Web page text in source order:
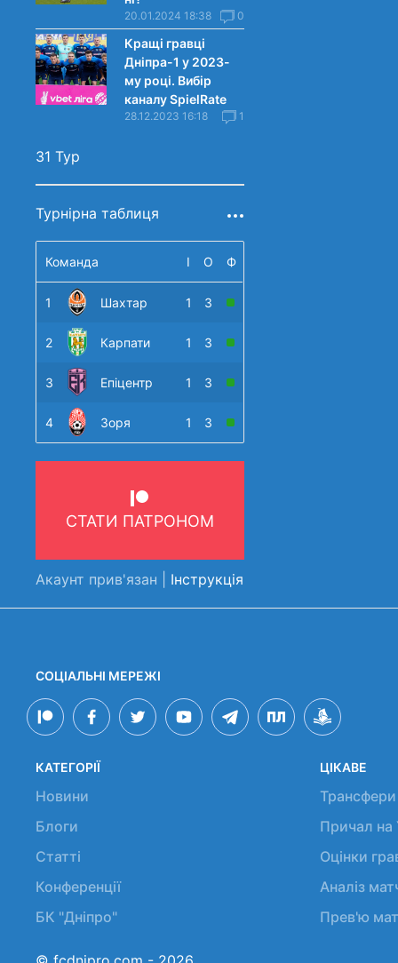
20.01.2024 18:38 0
Кращі гравці
Дніпра-1 у 2023-
му році. Вибiр
каналу SpielRate
28.12.2023 16:18 1
31 Тур
Турнірна таблиця
Команда І О Ф
1 Шахтар 1 3
2 Карпати 1 3
3 Епіцентр 1 3
4 Зоря 1 3
СТАТИ ПАТРОНОМ
Акаунт прив'язан | Інструкція
СОЦІАЛЬНІ МЕРЕЖІ
КАТЕГОРІЇ
Новини
Блоги
Статті
Конференції
БК "Дніпро"
ЦІКАВЕ
Трансфери
Причал на
Оцінки
Аналіз
Прев'ю